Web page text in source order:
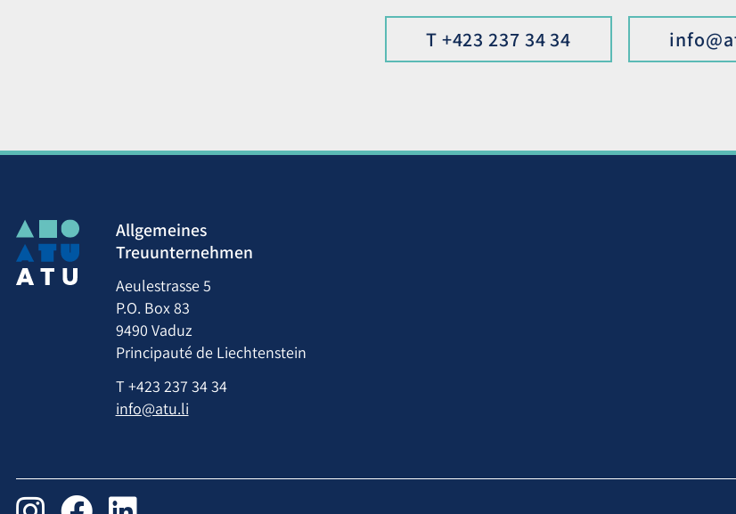
T +423 237 34 34
Allgemeines
Treuunternehmen
Aeulestrasse 5
P.O. Box 83
9490 Vaduz
Principauté de Liechtenstein
T +423 237 34 34
info@atu.li